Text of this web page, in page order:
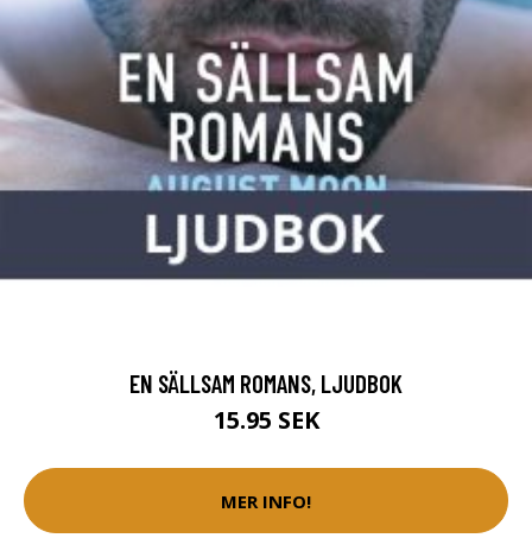
EN SÄLLSAM ROMANS, LJUDBOK
15.95 SEK
MER INFO!